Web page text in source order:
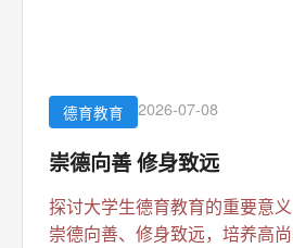
德育教育 2026-07-08
崇德向善 修身致远
探讨大学生德育教育的重要意
崇德向善、修身致远，培养高